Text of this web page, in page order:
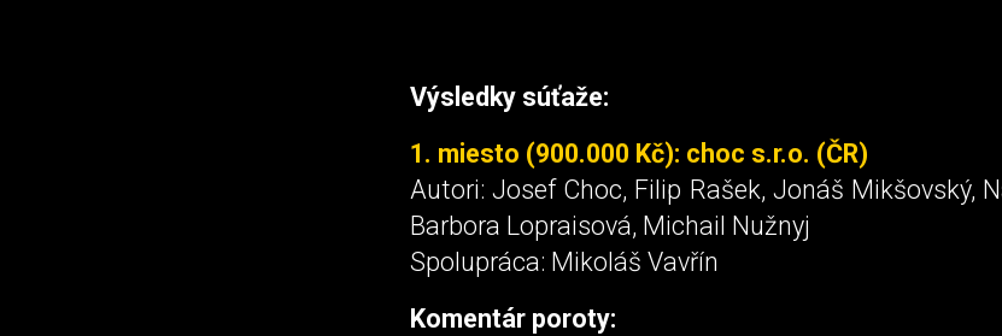
Výsledky súťaže:
1. miesto (900.000 Kč): choc s.r.o. (ČR)
Autori: Josef Choc, Filip Rašek, Jonáš Mikšovský,
Barbora Lopraisová, Michail Nužnyj
Spolupráca: Mikoláš Vavřín
Komentár poroty: